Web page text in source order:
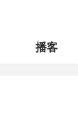
播客